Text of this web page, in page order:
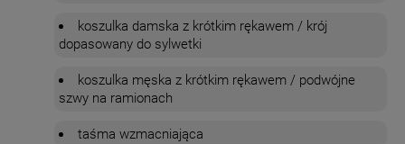
koszulka damska z krótkim rękawem / krój
dopasowany do sylwetki
koszulka męska z krótkim rękawem / podwójne
szwy na ramionach
taśma wzmacniająca